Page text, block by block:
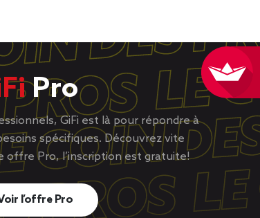
Pro
GiFi est là pour répondre à
spécifiques. Découvrez vite
offre Pro, l’inscription est gratuite!
l’offre Pro